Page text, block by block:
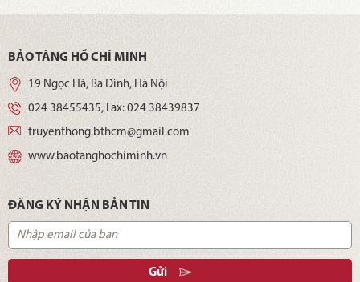
BẢO TÀNG HỒ CHÍ MINH
19 Ngọc Hà, Ba Đình, Hà Nội
024 38455435, Fax: 024 38439837
truyenthong.bthcm@gmail.com
www.baotanghochiminh.vn
ĐĂNG KÝ NHẬN BẢN TIN
Gửi